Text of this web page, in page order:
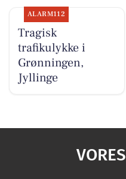
ALARM112
Tragisk
trafikulykke i
Grønningen,
Jyllinge
VORES